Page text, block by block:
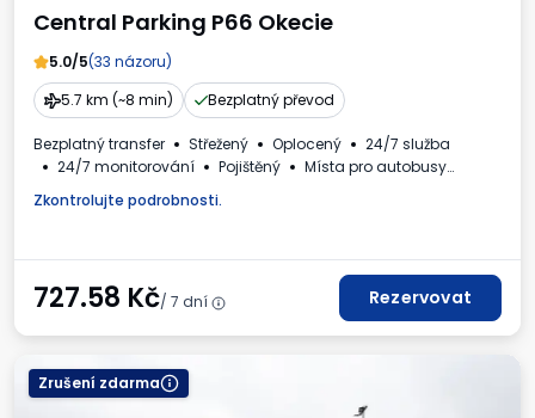
Central Parking P66 Okecie
5.0/5(33 názoru)
5.7 km (~8 min)
Bezplatný převod
Bezplatný transfer Střežený Oplocený
24/7 služba
24/7 monitorování
Pojištěný
Místa pro autobusy
Vnitřní prostory VIP
Myčka aut
Daňový doklad
Zkontrolujte podrobnosti.
727.58 Kč/ 7 dní Rezervovat
Zrušení zdarma